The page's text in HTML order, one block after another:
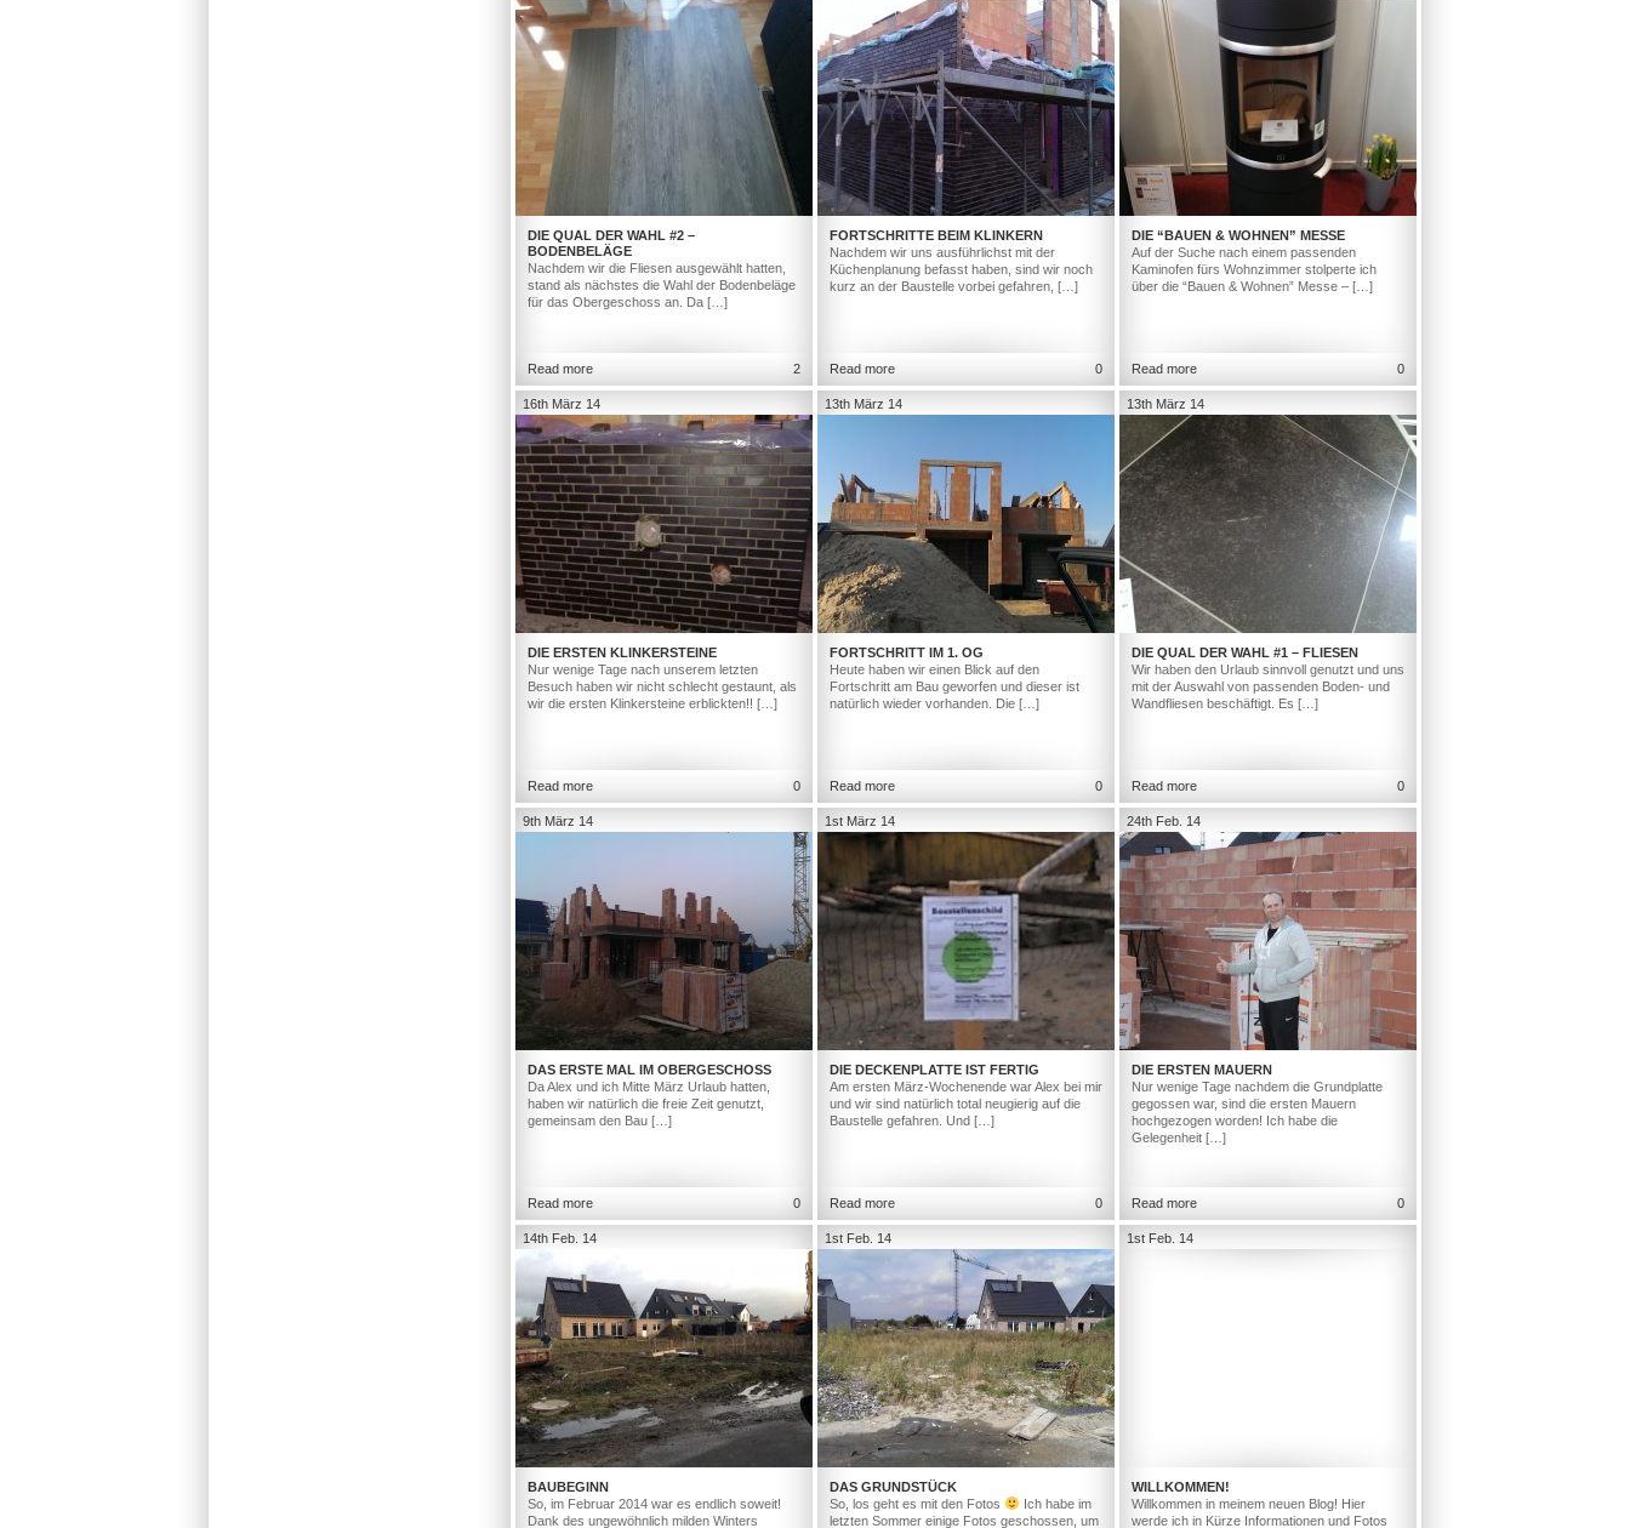
DIE QUAL DER WAHL #2 –
BODENBELÄGE
Nachdem wir die Fliesen ausgewählt hatten,
stand als nächstes die Wahl der Bodenbeläge
für das Obergeschoss an. Da […]
Read more 2
FORTSCHRITTE BEIM KLINKERN
Nachdem wir uns ausführlichst mit der
Küchenplanung befasst haben, sind wir noch
kurz an der Baustelle vorbei gefahren, […]
Read more 0
DIE “BAUEN & WOHNEN” MESSE
Auf der Suche nach einem passenden
Kaminofen fürs Wohnzimmer stolperte ich
über die “Bauen & Wohnen” Messe – […]
Read more 0
16th März 14
DIE ERSTEN KLINKERSTEINE
Nur wenige Tage nach unserem letzten
Besuch haben wir nicht schlecht gestaunt, als
wir die ersten Klinkersteine erblickten!! […]
Read more 0
13th März 14
FORTSCHRITT IM 1. OG
Heute haben wir einen Blick auf den
Fortschritt am Bau geworfen und dieser ist
natürlich wieder vorhanden. Die […]
Read more 0
13th März 14
DIE QUAL DER WAHL #1 – FLIESEN
Wir haben den Urlaub sinnvoll genutzt und uns
mit der Auswahl von passenden Boden- und
Wandfliesen beschäftigt. Es […]
Read more 0
9th März 14
DAS ERSTE MAL IM OBERGESCHOSS
Da Alex und ich Mitte März Urlaub hatten,
haben wir natürlich die freie Zeit genutzt,
gemeinsam den Bau […]
Read more 0
1st März 14
DIE DECKENPLATTE IST FERTIG
Am ersten März-Wochenende war Alex bei mir
und wir sind natürlich total neugierig auf die
Baustelle gefahren. Und […]
Read more 0
24th Feb. 14
DIE ERSTEN MAUERN
Nur wenige Tage nachdem die Grundplatte
gegossen war, sind die ersten Mauern
hochgezogen worden! Ich habe die
Gelegenheit […]
Read more 0
14th Feb. 14
BAUBEGINN
So, im Februar 2014 war es endlich soweit!
Dank des ungewöhnlich milden Winters
1st Feb. 14
DAS GRUNDSTÜCK
So, los geht es mit den Fotos
Ich habe im
letzten Sommer einige Fotos geschossen, um
1st Feb. 14
WILLKOMMEN!
Willkommen in meinem neuen Blog! Hier
werde ich in Kürze Informationen und Fotos